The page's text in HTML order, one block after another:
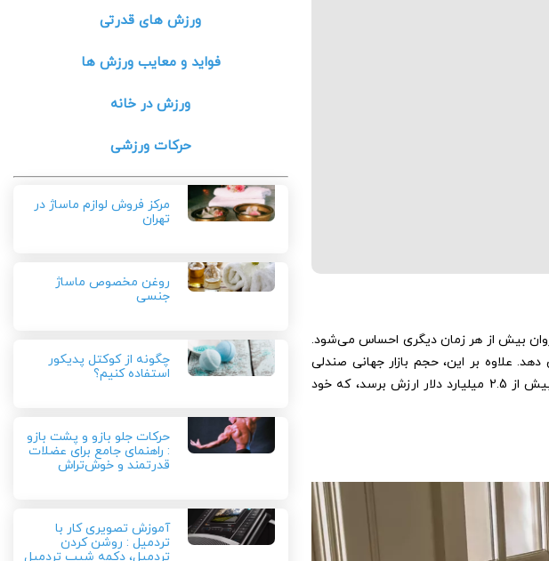
بیش از هر زمان دیگری احساس می‌شود.
کورتیزول (هورمون اصلی استرس) را تا 31 درصد کاهش دهد. علاوه بر این، حجم بازار جهانی صندلی
ماساژور نشان‌دهنده استقبال گسترده از این تکنولوژی است، به‌طوری که پیش‌بینی می‌شود این بازار تا سال 2029 به بیش از 2.5 میلیارد دلار ارزش برسد، که خود
ورزش های قدرتی
فواید و معایب ورزش ها
ورزش در خانه
حرکات ورزشی
مرکز فروش لوازم ماساژ در
تهران
روغن مخصوص ماساژ
جنسی
چگونه از کوکتل پدیکور
استفاده کنیم؟
حرکات جلو بازو و پشت بازو
: راهنمای جامع برای عضلات
قدرتمند و خوش‌تراش
آموزش تصویری کار با
تردمیل : روشن کردن
تردمیل، دکمه شیب تردمیل